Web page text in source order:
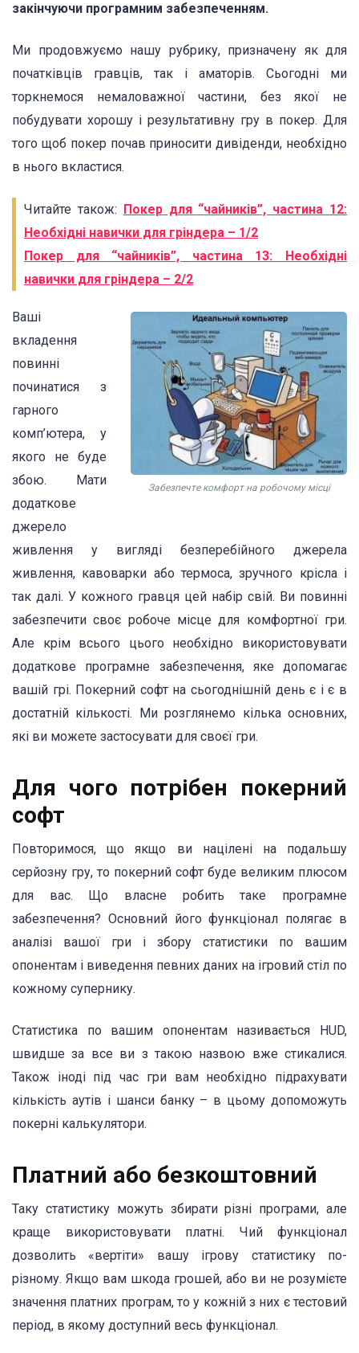
закінчуючи програмним забезпеченням.
Ми продовжуємо нашу рубрику, призначену як для
початківців гравців, так і аматорів. Сьогодні ми
торкнемося немаловажної частини, без якої не
побудувати хорошу і результативну гру в покер. Для
того щоб покер почав приносити дивіденди, необхідно
в нього вкластися.
Читайте також: Покер для “чайників”, частина 12:
Необхідні навички для гріндера – 1/2
Покер для “чайників”, частина 13: Необхідні
навички для гріндера – 2/2
Забезпечте комфорт на робочому місці
Ваші
вкладення
повинні
починатися з
гарного
комп’ютера, у
якого не буде
збою. Мати
додаткове
джерело
живлення у вигляді безперебійного джерела
живлення, кавоварки або термоса, зручного крісла і
так далі. У кожного гравця цей набір свій. Ви повинні
забезпечити своє робоче місце для комфортної гри.
Але крім всього цього необхідно використовувати
додаткове програмне забезпечення, яке допомагає
вашій грі. Покерний софт на сьогоднішній день є і є в
достатній кількості. Ми розглянемо кілька основних,
які ви можете застосувати для своєї гри.
Для чого потрібен покерний
софт
Повторимося, що якщо ви націлені на подальшу
серйозну гру, то покерний софт буде великим плюсом
для вас. Що власне робить таке програмне
забезпечення? Основний його функціонал полягає в
аналізі вашої гри і збору статистики по вашим
опонентам і виведення певних даних на ігровий стіл по
кожному супернику.
Статистика по вашим опонентам називається HUD,
швидше за все ви з такою назвою вже стикалися.
Також іноді під час гри вам необхідно підрахувати
кількість аутів і шанси банку – в цьому допоможуть
покерні калькулятори.
Платний або безкоштовний
Таку статистику можуть збирати різні програми, але
краще використовувати платні. Чий функціонал
дозволить «вертіти» вашу ігрову статистику по-
різному. Якщо вам шкода грошей, або ви не розумієте
значення платних програм, то у кожній з них є тестовий
період, в якому доступний весь функціонал.